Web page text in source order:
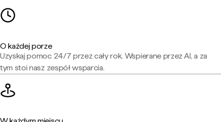
O każdej porze
Uzyskaj pomoc 24/7 przez cały rok. Wspierane przez AI, a za
tym stoi nasz zespół wsparcia.